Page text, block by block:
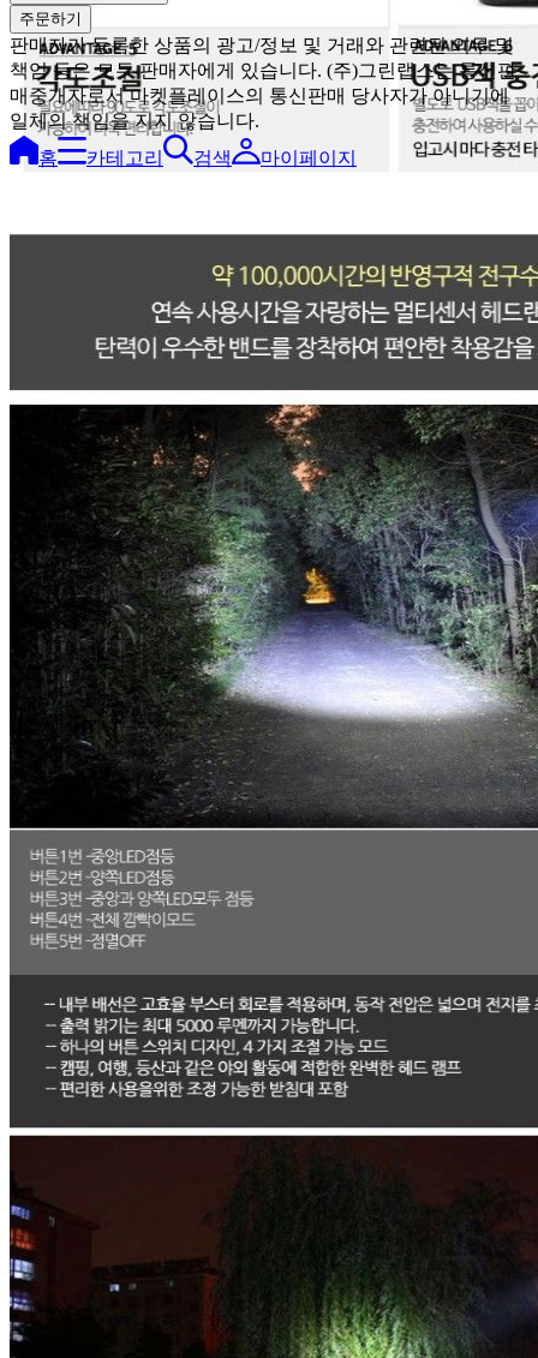
주문하기
판매자가 등록한 상품의 광고/정보 및 거래와 관련된 의무 및
책임 등은 모두 판매자에게 있습니다. (주)그린랩스는 통신판
매중개자로서 마켓플레이스의 통신판매 당사자가 아니기에
일체의 책임을 지지 않습니다.
홈
카테고리 검색 마이페이지